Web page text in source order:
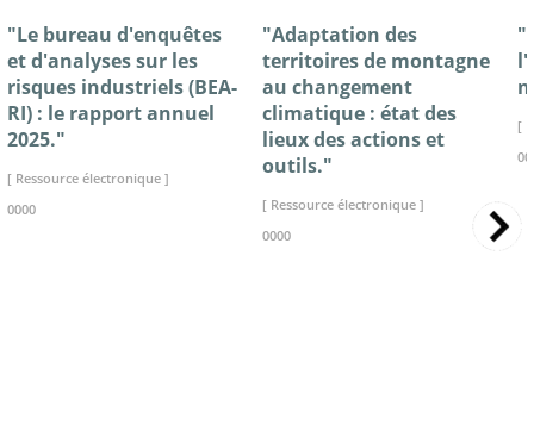
"Le bureau d'enquêtes
et d'analyses sur les
risques industriels (BEA-
RI) : le rapport annuel
2025."
[ Ressource électronique ]
0000
"Adaptation des
territoires de montagne
au changement
climatique : état des
lieux des actions et
outils."
[ Ressource électronique ]
0000
[